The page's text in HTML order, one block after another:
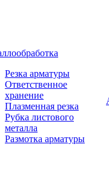
Резка арматуры
Ответственное
хранение
Плазменная резка
Рубка листового
металла
Размотка арматуры